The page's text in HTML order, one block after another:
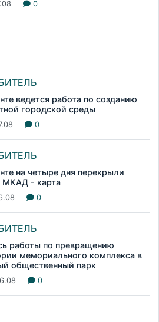
0
ведется работа по созданию
городской среды
0
на четыре дня перекрыли
МКАД - карта
0
работы по превращению
мемориального комплекса в
общественный парк
0